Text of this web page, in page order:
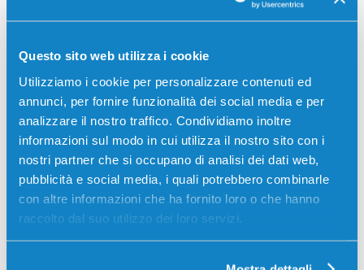
Questo sito web utilizza i cookie
Utilizziamo i cookie per personalizzare contenuti ed
annunci, per fornire funzionalità dei social media e per
analizzare il nostro traffico. Condividiamo inoltre
informazioni sul modo in cui utilizza il nostro sito con i
nostri partner che si occupano di analisi dei dati web,
pubblicità e social media, i quali potrebbero combinarle
con altre informazioni che ha fornito loro o che hanno
raccolto dal suo utilizzo dei loro servizi.
Toner compatibile Olivetti B1028 MAGENTA 26000
pagine per Stampanti: Olivetti D-COLOR MF452, Olivetti
D-COLOR MF552 PLUS
69,00€
Aggiungi al carrello
Spedizione gratuita